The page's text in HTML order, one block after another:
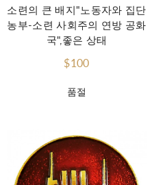
품절
소련의 큰 배지"노동자와 집단
농부-소련 사회주의 연방 공화
국",좋은 상태
$100